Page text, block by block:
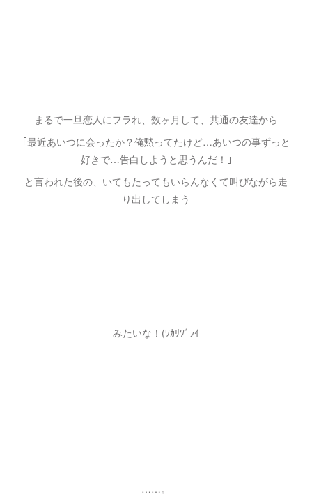
まるで一旦恋人にフラれ、数ヶ月して、共通の友達から
｢最近あいつに会ったか？俺黙ってたけど…あいつの事ずっと
好きで…告白しようと思うんだ！｣
と言われた後の、いてもたってもいらんなくて叫びながら走
り出してしまう
みたいな！(ﾜｶﾘﾂﾞﾗｲ
……。